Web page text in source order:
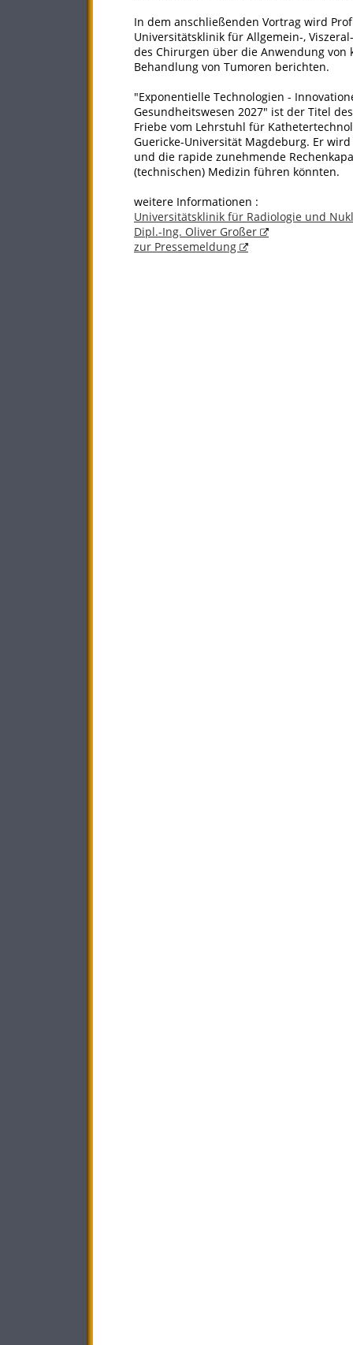
In dem anschließenden Vortrag wird
Universitätsklinik für Allgemein-,
des Chirurgen über die Anwendung
Behandlung von Tumoren berichten.
"Exponentielle Technologien -
Gesundheitswesen 2027" ist der Titel
Friebe vom Lehrstuhl für
Guericke-Universität Magdeburg. Er
und die rapide zunehmende
(technischen) Medizin führen könnten.
weitere Informationen :
Universitätsklinik für Radiologie und
Dipl.-Ing. Oliver Großer
zur Pressemeldung